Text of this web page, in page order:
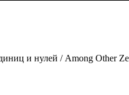
и нулей / Among Other